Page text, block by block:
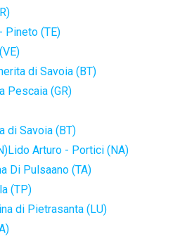
Pineto (TE)
di Savoia (BT)
Pescaia (GR)
di Savoia (BT)
Lido Arturo - Portici (NA)
Di Pulsaano (TA)
(TP)
di Pietrasanta (LU)